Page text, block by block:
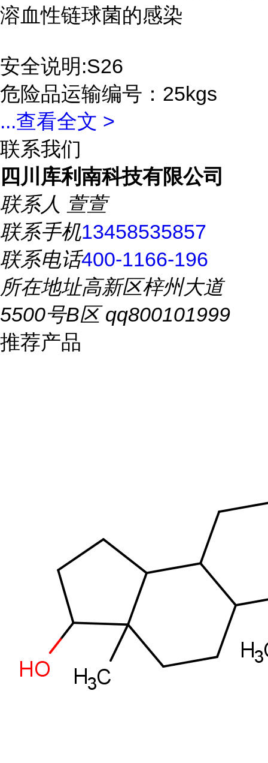
溶血性链球菌的感染
安全说明:S26
危险品运输编号：25kgs
...查看全文 >
联系我们
四川库利南科技有限公司
联系人 萱萱
联系手机13458535857
联系电话400-1166-196
所在地址高新区梓州大道
5500号B区 qq800101999
推荐产品